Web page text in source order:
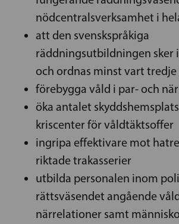
nödcentralsverksamhet i
att den svenskspråkiga
räddningsutbildningen sker
och ordnas minst vart tredje
förebygga våld i par- och
öka antalet
kriscenter för våldtäktsoffer
ingripa effektivare mot
riktade trakasserier
utbilda personalen inom
rättsväsendet angående
närrelationer samt